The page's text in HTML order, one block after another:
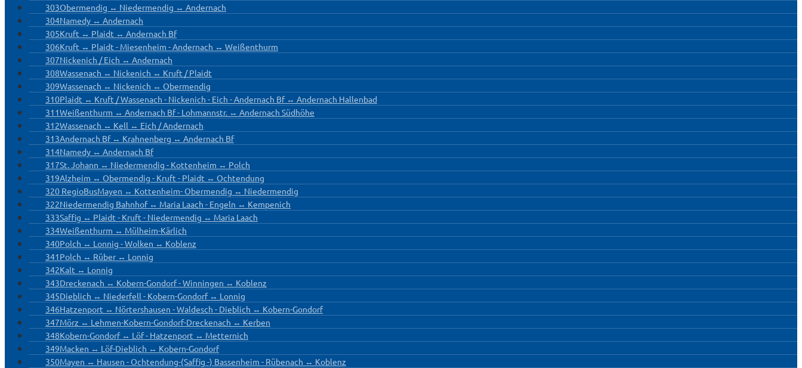
303Obermendig ↔ Niedermendig ↔ Andernach
304Namedy ↔ Andernach
305Kruft ↔ Plaidt ↔ Andernach Bf
306Kruft ↔ Plaidt - Miesenheim - Andernach ↔ Weißenthurm
307Nickenich / Eich ↔ Andernach
308Wassenach ↔ Nickenich ↔ Kruft / Plaidt
309Wassenach ↔ Nickenich ↔ Obermendig
310Plaidt ↔ Kruft / Wassenach - Nickenich - Eich - Andernach Bf ↔ Andernach Hallenbad
311Weißenthurm ↔ Andernach Bf - Lohmannstr. ↔ Andernach Südhöhe
312Wassenach ↔ Kell ↔ Eich / Andernach
313Andernach Bf ↔ Krahnenberg ↔ Andernach Bf
314Namedy ↔ Andernach Bf
317St. Johann ↔ Niedermendig - Kottenheim ↔ Polch
319Alzheim ↔ Obermendig - Kruft - Plaidt ↔ Ochtendung
320 RegioBusMayen ↔ Kottenheim- Obermendig ↔ Niedermendig
322Niedermendig Bahnhof ↔ Maria Laach - Engeln ↔ Kempenich
333Saffig ↔ Plaidt - Kruft - Niedermendig ↔ Maria Laach
334Weißenthurm ↔ Mülheim-Kärlich
340Polch ↔ Lonnig - Wolken ↔ Koblenz
341Polch ↔ Rüber ↔ Lonnig
342Kalt ↔ Lonnig
343Dreckenach ↔ Kobern-Gondorf - Winningen ↔ Koblenz
345Dieblich ↔ Niederfell - Kobern-Gondorf ↔ Lonnig
346Hatzenport ↔ Nörtershausen - Waldesch - Dieblich ↔ Kobern-Gondorf
347Mörz ↔ Lehmen-Kobern-Gondorf-Dreckenach ↔ Kerben
348Kobern-Gondorf ↔ Löf - Hatzenport ↔ Metternich
349Macken ↔ Löf-Dieblich ↔ Kobern-Gondorf
350Mayen ↔ Hausen - Ochtendung-(Saffig -) Bassenheim - Rübenach ↔ Koblenz